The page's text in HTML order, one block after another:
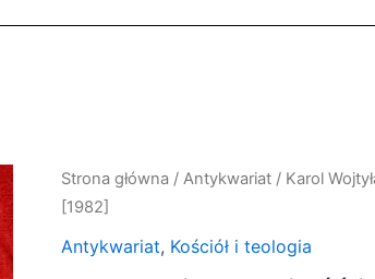
Strona główna /Antykwariat / Karol
[1982]
Antykwariat, Kościół i teologia
ilość
Karol
Wojtyła,
"Miłość